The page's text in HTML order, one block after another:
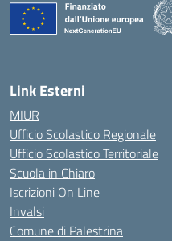
Link Esterni
MIUR
Ufficio Scolastico Regionale
Ufficio Scolastico Territoriale
Scuola in Chiaro
Iscrizioni On Line
Invalsi
Comune di Palestrina